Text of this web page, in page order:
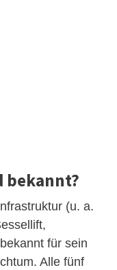
bekannt?
(u. a.
für sein
Alle fünf